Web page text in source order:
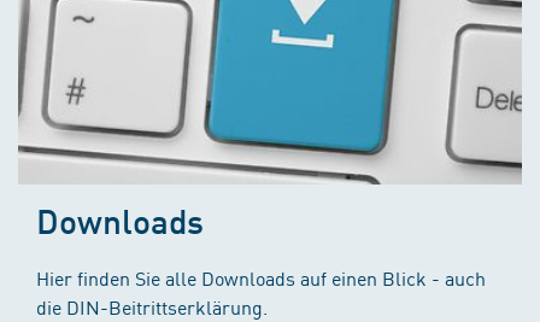
Downloads
Hier finden Sie alle Downloads auf einen Blick - auch
die DIN-Beitrittserklärung.